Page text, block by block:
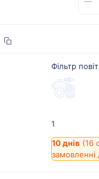
Фiльтр
1
10 днів (16
замовленні